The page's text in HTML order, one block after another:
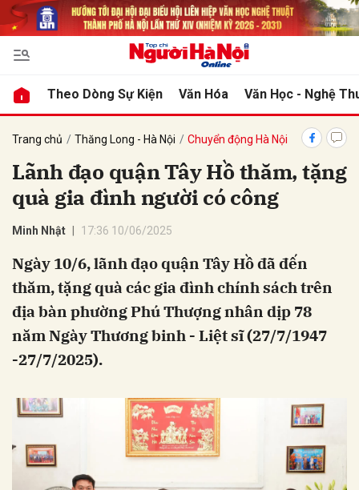
Theo Dòng Sự Kiện Văn Hóa Văn Học - Nghệ
Trang chủ Thăng Long - Hà Nội Chuyển động Hà Nội
Lãnh đạo quận Tây Hồ thăm, tặng
quà gia đình người có công
Minh Nhật 17:36 10/06/2025
Ngày 10/6, lãnh đạo quận Tây Hồ đã đến
thăm, tặng quà các gia đình chính sách trên
địa bàn phường Phú Thượng nhân dịp 78
năm Ngày Thương binh - Liệt sĩ (27/7/1947
-27/7/2025).
luận
Hủy